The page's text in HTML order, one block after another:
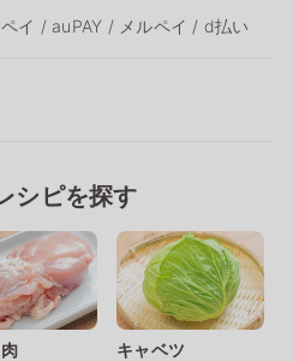
イ / auPAY / メルペイ / d払い
シピを探す
キャベツ